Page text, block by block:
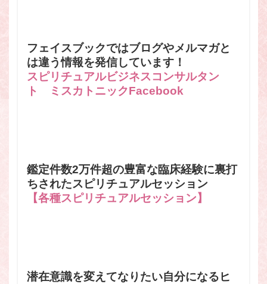
フェイスブックではブログやメルマガと
は違う情報を発信しています！
スピリチュアルビジネスコンサルタン
ト ミスカトニックFacebook
鑑定件数2万件超の豊富な臨床経験に裏打
ちされたスピリチュアルセッション
【各種スピリチュアルセッション】
潜在意識を変えてなりたい自分になるヒ